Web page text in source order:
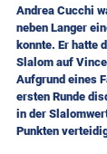
Andrea Cucchi
neben Langer
konnte. Er hatte
Slalom auf
Aufgrund eines
ersten Runde
in der
Punkten